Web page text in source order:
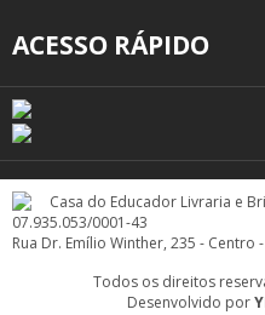
ACESSO RÁPIDO
Casa do Educador Livraria e
07.935.053/0001-43
Rua Dr. Emílio Winther, 235 - Centro
Todos os direitos
Desenvolvido por